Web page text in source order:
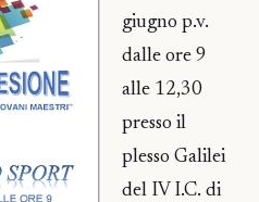
giugno p.v.
dalle ore 9
alle 12,30
presso il
plesso Galilei
del IV I.C. di